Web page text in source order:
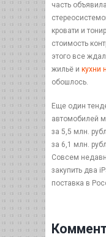
часть
кровати и
стоимость
этого все
жильё и кухни
обошлось.
Еще один
автомобилей
за 5,5 млн.
за 6,1 млн.
Совсем
закупить два
поставка в